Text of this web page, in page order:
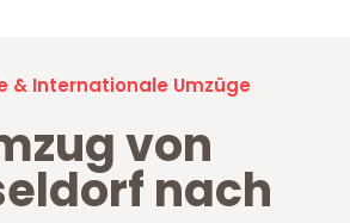
& Internationale Umzüge
von
nach